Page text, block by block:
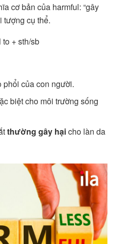
cơ bản của harmful: “gây
tượng cụ thể.
to + sth/sb
phổi của con người.
biệt cho môi trường sống
thường gây hạicho làn da